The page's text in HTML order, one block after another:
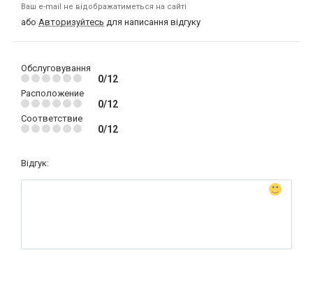
Ваш e-mail не відображатиметься на сайті
або Авторизуйтесь для написання відгуку
Обслуговування
0/12
Расположение
0/12
Соответствие
0/12
Відгук: